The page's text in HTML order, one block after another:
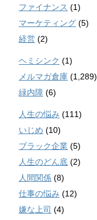
ファイナンス (1)
マーケティング (5)
経営 (2)
ヘミシンク (1)
メルマガ倉庫 (1,289)
緑内障 (6)
人生の悩み (111)
いじめ (10)
ブラック企業 (5)
人生のどん底 (2)
人間関係 (8)
仕事の悩み (12)
嫌な上司 (4)